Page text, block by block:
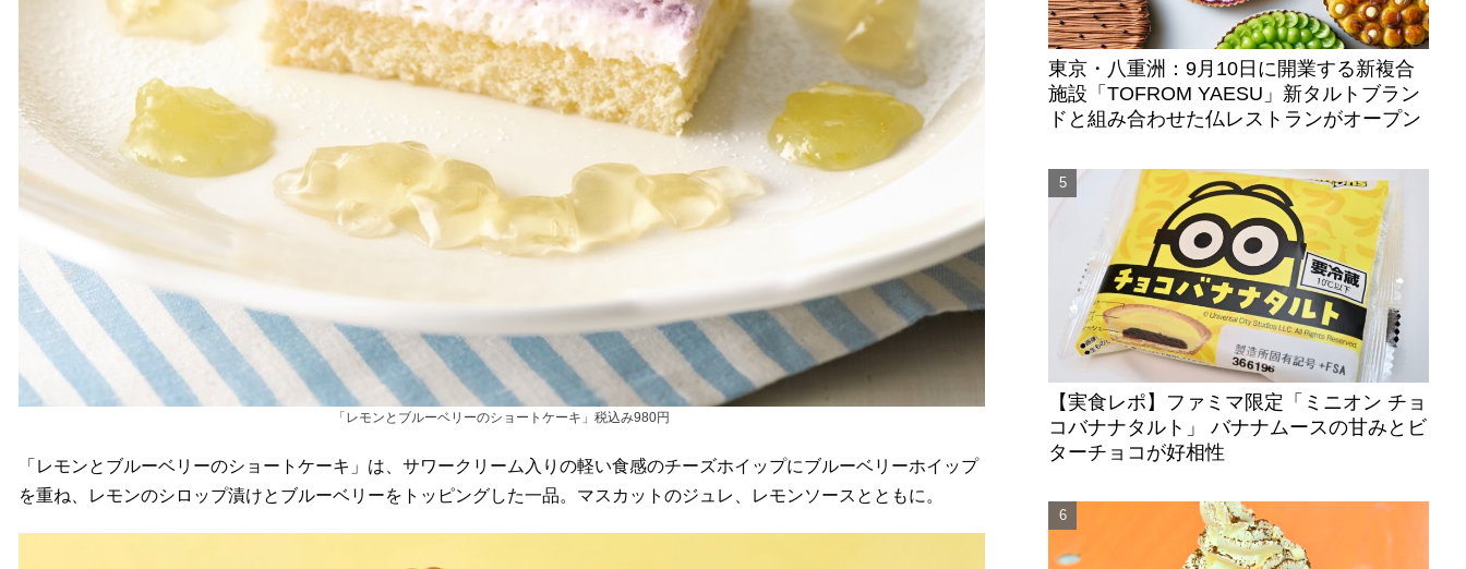
「レモンとブルーベリーのショートケーキ」税込み980円
「レモンとブルーベリーのショートケーキ」は、サワークリーム入りの軽い食感のチーズホイップにブルーベリーホイップ
を重ね、レモンのシロップ漬けとブルーベリーをトッピングした一品。マスカットのジュレ、レモンソースとともに。
東京・八重洲：9月10日に開業する新複合
施設「TOFROM YAESU」新タルトブラン
ドと組み合わせた仏レストランがオープン
【実食レポ】ファミマ限定「ミニオン チョ
コバナナタルト」 バナナムースの甘みとビ
ターチョコが好相性